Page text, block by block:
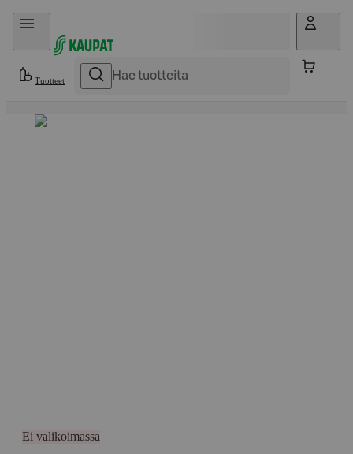
Hyppää sisältöön
Tuotteet
Ei valikoimassa